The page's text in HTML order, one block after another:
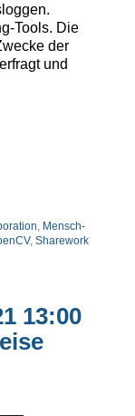
Tools. Die
der
und
, Mensch-
,Sharework
13:00